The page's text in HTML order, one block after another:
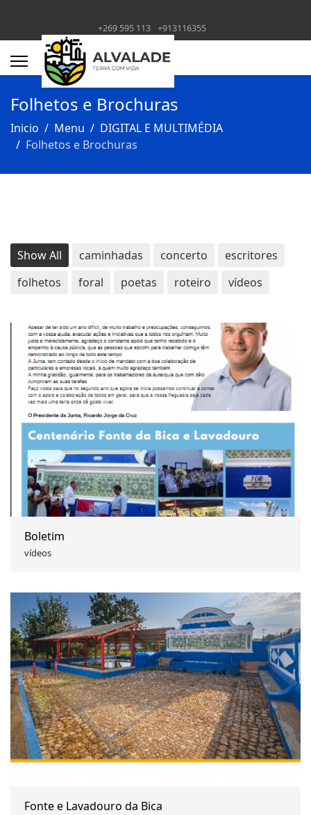
+269 595 113 +913116355
Folhetos e Brochuras
Inicio Menu
DIGITAL E MULTIMÉDIA
Folhetos e Brochuras
Show All caminhadas concerto
escritores
folhetos
foral poetas roteiro vídeos
Boletim
vídeos
Fonte e Lavadouro da Bica